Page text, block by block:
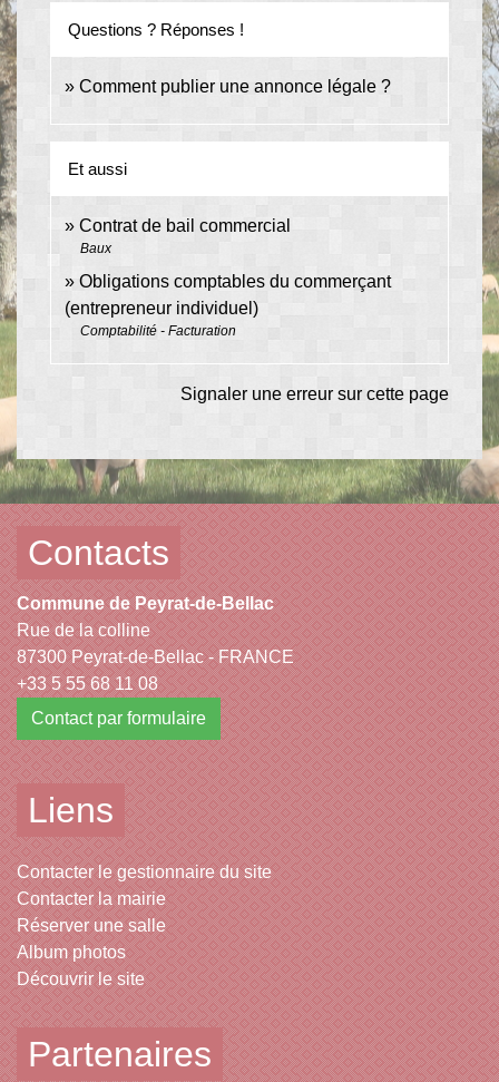
Questions ? Réponses !
Comment publier une annonce légale ?
Et aussi
Contrat de bail commercial
Baux
Obligations comptables du commerçant
(entrepreneur individuel)
Comptabilité - Facturation
Signaler une erreur sur cette page
Contacts
Commune de Peyrat-de-Bellac
Rue de la colline
87300 Peyrat-de-Bellac - FRANCE
+33 5 55 68 11 08
Contact par formulaire
Liens
Contacter le gestionnaire du site
Contacter la mairie
Réserver une salle
Album photos
Découvrir le site
Partenaires